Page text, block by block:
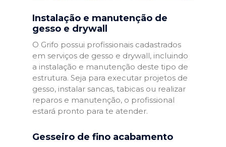
Instalação e manutenção de
gesso e drywall
O Grifo possui profissionais cadastrados
em serviços de gesso e drywall, incluindo
a instalação e manutenção deste tipo de
estrutura. Seja para executar projetos de
gesso, instalar sancas, tabicas ou realizar
reparos e manutenção, o profissional
estará pronto para te atender.
Gesseiro de fino acabamento